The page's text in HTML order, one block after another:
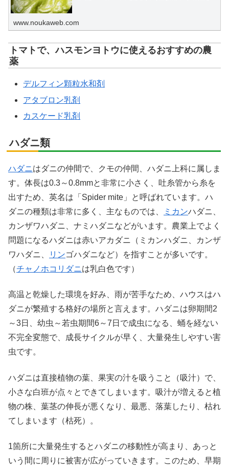
www.noukaweb.com
トマトで、ハスモンヨトウに使えるおすすめの農
薬
デルフィン顆粒水和剤
アタブロン乳剤
カスケード乳剤
ハダニ類
ハダニはダニの仲間で、クモの仲間、ハダニ上科に属しま
す。体長は0.3～0.8mmと非常に小さく、吐糸管から糸を
出すため、英名は「Spider mite」と呼ばれています。ハ
ダニの種類は非常に多く、主なものでは、
ミカンハダニ、
カンザワハダニ、ナミハダニなどがいます。農業上でよく
問題になるハダニは赤いアカダニ（ミカンハダニ、カンザ
ワハダニ、
リンゴハダニなど）を指すことが多いです。
（チャノホコリダニは乳白色です）
高温と乾燥した環境を好み、雨が苦手なため、ハウスはハ
ダニが繁殖する格好の場所と言えます。ハダニは卵期間2
～3日、幼虫～若虫期間6～7日で成虫になる、蛹を経ない
不完全変態で、成長サイクルが早く、大量発生しやすい害
虫です。
ハダニは直接植物の葉、果実の汁を吸うこと（吸汁）で、
小さな白班が点々とできてしまいます。吸汁が増えると植
物の株、葉茎の伸長が悪くなり、最悪、落葉したり、枯れ
てしまいます（枯死）。
1箇所に大量発生するとハダニの移動性が高まり、あっと
いう間に周りに被害が広がっていきます。このため、早期
X
LinkedIn
コピー